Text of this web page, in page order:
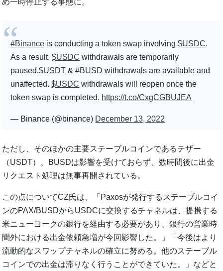
め一時停止する事態に。
#Binance is conducting a token swap involving$USDC.
As a result,$USDC withdrawals are temporarily
paused.$USDT &#BUSD withdrawals are available and
unaffected.$USDC withdrawals will reopen once the
token swap is completed. https://t.co/CxgCGBUJEA
— Binance (@binance) December 13, 2022
ただし、そのほかの主要ステーブルコインであるテザー
（USDT）、BUSDは影響を受けておらず、数時間後に出金
リクエスト処理は無事再開されている。
この点についてCZ氏は、「Paxosが発行するステーブルコイ
ンのPAX/BUSDからUSDCに交換するチャネルは、提携する
米ニューヨークの銀行を経由する必要があり、銀行の営業時
間外における出金依頼急増が今回影響した。」「今後はより
流動的なスワップチャネルの確立に努める。他のステーブル
コインでの出金は滞りなく行うことができていた。」などと